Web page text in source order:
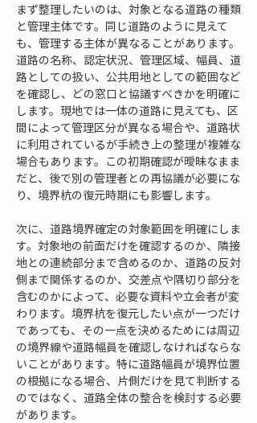
まず整理したいのは、対象となる道路の種類
と管理主体です。同じ道路のように見えて
も、管理する主体が異なることがあります。
道路の名称、認定状況、管理区域、幅員、道
路としての扱い、公共用地としての範囲など
を確認し、どの窓口と協議すべきかを明確に
します。現地では一体の道路に見えても、区
間によって管理区分が異なる場合や、道路状
に利用されているが手続き上の整理が複雑な
場合もあります。この初期確認が曖昧なまま
だと、後で別の管理者との再協議が必要にな
り、境界杭の復元時期にも影響します。
次に、道路境界確定の対象範囲を明確にしま
す。対象地の前面だけを確認するのか、隣接
地との連続部分まで含めるのか、道路の反対
側まで関係するのか、交差点や隅切り部分を
含むのかによって、必要な資料や立会者が変
わります。境界杭を復元したい点が一つだけ
であっても、その一点を決めるためには周辺
の境界線や道路幅員を確認しなければならな
いことがあります。特に道路幅員が境界位置
の根拠になる場合、片側だけを見て判断する
のではなく、道路全体の整合を検討する必要
があります。